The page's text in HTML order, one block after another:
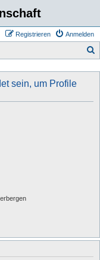
Anmelden
Registrieren
sein, um Profile